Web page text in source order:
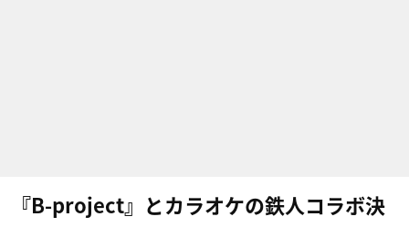
『B-project』とカラオケの鉄人コラボ決